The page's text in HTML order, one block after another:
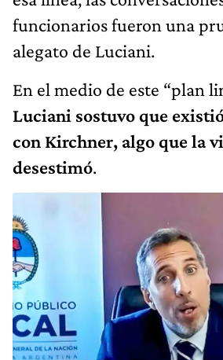
funcionarios fueron una
alegato de Luciani.
En el medio de este “plan
Luciani sostuvo que
con Kirchner, algo que la
desestimó.